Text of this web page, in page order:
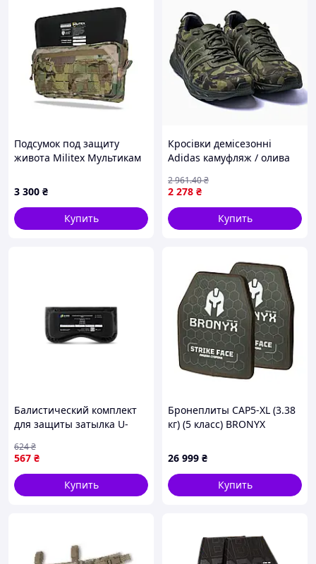
Подсумок под защиту
живота Militex Мультикам
с баллистической защитой
2 класса
3 300 ₴
Купить
Кросівки демісезонні
Adidas камуфляж / олива
2 278 ₴
2 961.40₴
Купить
Балистический комплект
для защиты затылка U-
567 ₴
624₴
Купить
Бронеплиты CAP5-XL (3.38
кг) (5 класс) BRONYX
26 999 ₴
Купить